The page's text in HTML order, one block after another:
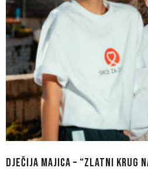
DJEČIJA MAJICA – “ZLATNI KRUG